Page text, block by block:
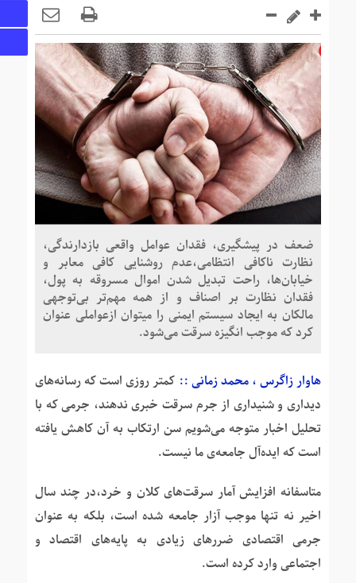
ضعف در پیشگیری، فقدان عوامل واقعی بازدارندگی،
نظارت ناکافی انتظامی،عدم روشنایی کافی معابر و
خیابان‌ها، راحت تبدیل شدن اموال مسروقه به پول،
فقدان نظارت بر اصناف و از همه مهم‌تر بی‌توجهی
مالکان به ایجاد سیستم ایمنی را میتوان ازعواملی عنوان
کرد که موجب انگیزه سرقت می‌شود.
هاوار زاگرس ، محمد زمانی :: کمتر روزی است که رسانه‌های
دیداری و شنیداری از جرم سرقت خبری ندهند، جرمی که با
تحلیل اخبار متوجه می‌شویم سن ارتکاب به آن کاهش یافته
است که ایده‌آل جامعه‌ی ما نیست.
متاسفانه افزایش آمار سرقت‌های کلان و خرد،در چند سال
اخیر نه تنها موجب آزار جامعه شده است، بلکه به عنوان
جرمی اقتصادی ضررهای زیادی به پایه‌های اقتصاد و
اجتماعی وارد کرده است.